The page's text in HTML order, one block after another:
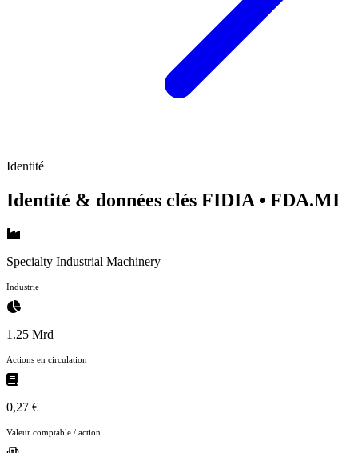
Identité
Identité & données clés FIDIA • FDA.MI
Specialty Industrial Machinery
Industrie
1.25 Mrd
Actions en circulation
0,27 €
Valeur comptable / action